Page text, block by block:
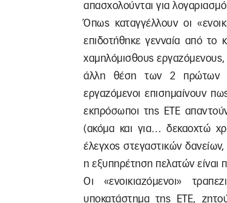
απασχολούνται για
Όπως καταγγέλλουν οι
επιδοτήθηκε γενναία από το
χαμηλόμισθους
άλλη θέση των 2 πρώτων
εργαζόμενοι επισημαίνουν
εκπρόσωποι της ΕΤΕ
(ακόμα και για… δεκαοχτώ
έλεγχος στεγαστικών
η εξυπηρέτηση πελατών είναι
Οι «ενοικιαζόμενοι»
υποκατάστημα της ΕΤΕ,